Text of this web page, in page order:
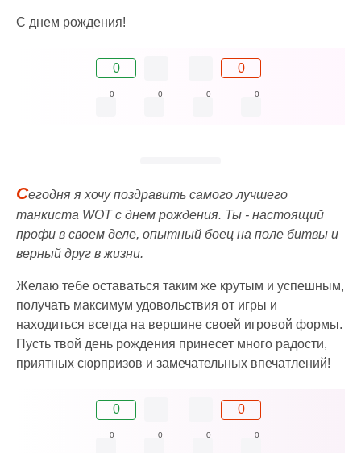
С днем рождения!
0 0
0 0 0 0
Сегодня я хочу поздравить самого лучшего
танкиста WOT с днем рождения. Ты - настоящий
профи в своем деле, опытный боец на поле битвы и
верный друг в жизни.
Желаю тебе оставаться таким же крутым и успешным,
получать максимум удовольствия от игры и
находиться всегда на вершине своей игровой формы.
Пусть твой день рождения принесет много радости,
приятных сюрпризов и замечательных впечатлений!
0 0
0 0 0 0